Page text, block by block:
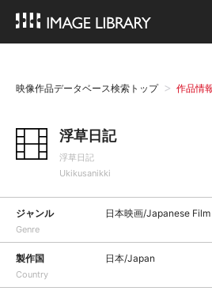
映像作品データベース検索トップ 作品情
浮草日記
浮草日記
Ukikusanikki
ジャンル
Genre
日本映画/Japanese Film
製作国
Country
日本/Japan